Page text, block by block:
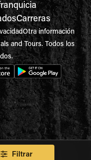
Filtrar
Carreras
Otra información
and Tours. Todos los